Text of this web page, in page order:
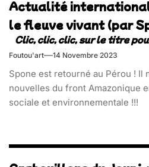
Actualité
le fleuve vivant (par
Foutou'art 14 Novembre 2023
Spone est retourné au Pérou ! Il
nouvelles du front Amazonique
sociale et environnementale !!!